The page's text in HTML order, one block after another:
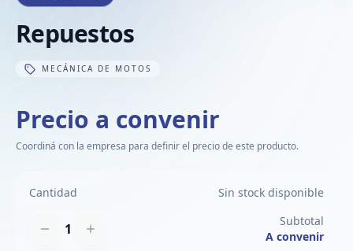
Repuestos
MECÁNICA DE MOTOS
Precio a convenir
Coordiná con la empresa para definir el precio de este producto.
Cantidad Sin stock disponible
1
Subtotal
A convenir